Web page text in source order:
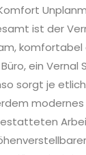
ist der
ein
sorgt je
modernes